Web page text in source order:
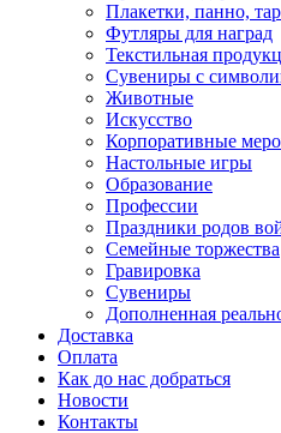
Плакетки, панно,
Футляры для наград
Текстильная
Сувениры с
Животные
Искусство
Корпоративные
Настольные игры
Образование
Профессии
Праздники родов
Семейные торжества
Гравировка
Сувениры
Дополненная
Доставка
Оплата
Как до нас добраться
Новости
Контакты